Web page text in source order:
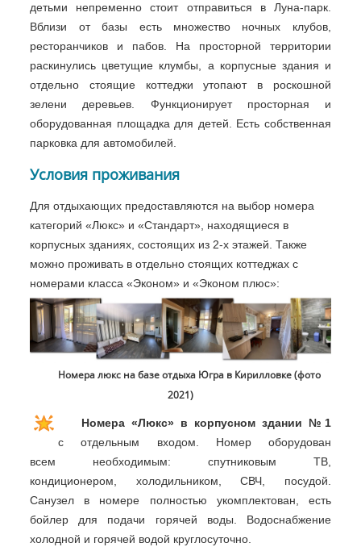
детьми непременно стоит отправиться в Луна-парк.
Вблизи от базы есть множество ночных клубов,
ресторанчиков и пабов. На просторной территории
раскинулись цветущие клумбы, а корпусные здания и
отдельно стоящие коттеджи утопают в роскошной
зелени деревьев. Функционирует просторная и
оборудованная площадка для детей. Есть собственная
парковка для автомобилей.
Условия проживания
Для отдыхающих предоставляются на выбор номера
категорий «Люкс» и «Стандарт», находящиеся в
корпусных зданиях, состоящих из 2-х этажей. Также
можно проживать в отдельно стоящих коттеджах с
номерами класса «Эконом» и «Эконом плюс»:
Номера люкс на базе отдыха Югра в Кирилловке (фото
2021)
Номера «Люкс» в корпусном здании №1
с отдельным входом. Номер оборудован
всем необходимым: спутниковым ТВ,
кондиционером, холодильником, СВЧ, посудой.
Санузел в номере полностью укомплектован, есть
бойлер для подачи горячей воды. Водоснабжение
холодной и горячей водой круглосуточно.